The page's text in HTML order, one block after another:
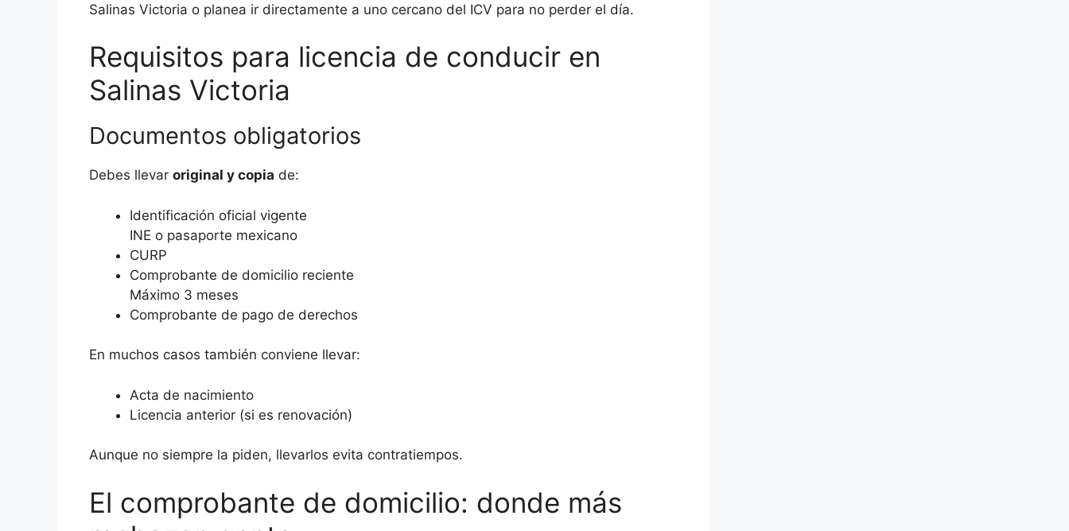
Salinas Victoria o planea ir directamente a uno cercano del ICV para no perder el día.
Requisitos para licencia de conducir en
Salinas Victoria
Documentos obligatorios
Debes llevar original y copia de:
Identificación oficial vigente
INE o pasaporte mexicano
CURP
Comprobante de domicilio reciente
Máximo 3 meses
Comprobante de pago de derechos
En muchos casos también conviene llevar:
Acta de nacimiento
Licencia anterior (si es renovación)
Aunque no siempre la piden, llevarlos evita contratiempos.
El comprobante de domicilio: donde más